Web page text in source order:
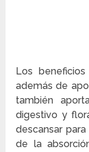
Los
además de
también
digestivo y
descansar
de la